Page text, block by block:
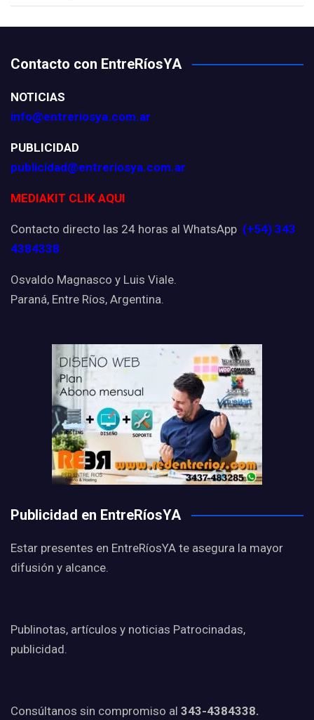
Contacto con EntreRíosYA
NOTICIAS
info@entreriosya.com.ar
PUBLICIDAD
publicidad@entreriosya.com.ar
MEDIAKIT CLIK AQUI
Contacto directo las 24 horas al WhatsApp (+54) 343
4384338
Osvaldo Magnasco y Luis Viale.
Paraná, Entre Ríos, Argentina.
Publicidad en EntreRíosYA
Estar presentes en EntreRíosYA te asegura la mayor
difusión y alcance.
Publinotas, artículos y noticias Patrocinadas,
publicidad.
Consúltanos sin compromiso al 343-4384338.